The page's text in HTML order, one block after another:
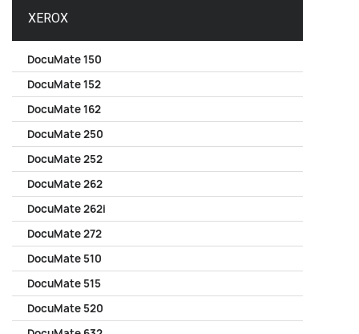
XEROX
DocuMate 150
DocuMate 152
DocuMate 162
DocuMate 250
DocuMate 252
DocuMate 262
DocuMate 262i
DocuMate 272
DocuMate 510
DocuMate 515
DocuMate 520